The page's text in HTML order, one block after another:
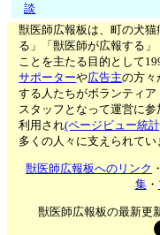
談
獣医師広報板は、町の犬
る」「獣医師が広報する」
ことを主たる目的として
サポーターや広告主の方々
する人たちがボランティア
スタッフとなって運営に参
利用され(ページビュー統
多くの人々に支えられてい
獣医師広報板へのリンク
集・
獣医師広報板の最新更